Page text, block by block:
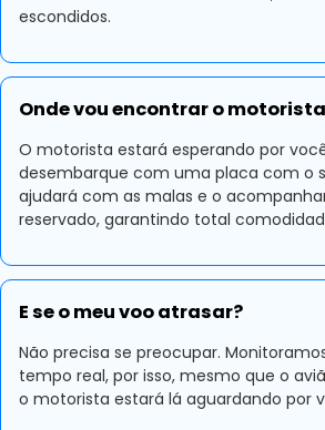
escondidos.
Onde vou encontrar o
O motorista estará esperando por
desembarque com uma placa com o
ajudará com as malas e o
reservado, garantindo total
E se o meu voo atrasar?
Não precisa se preocupar.
tempo real, por isso, mesmo que o
o motorista estará lá aguardando por